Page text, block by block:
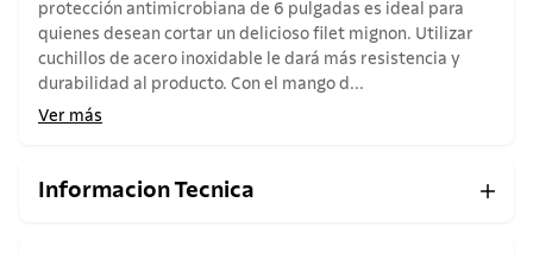
protección antimicrobiana de 6 pulgadas es ideal para
quienes desean cortar un delicioso filet mignon. Utilizar
cuchillos de acero inoxidable le dará más resistencia y
durabilidad al producto. Con el mango d...
Ver más
Informacion Tecnica